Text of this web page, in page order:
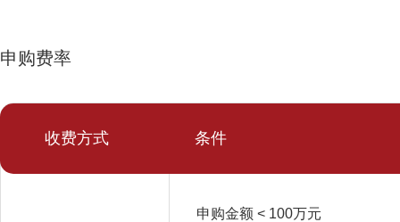
申购费率
收费方式 条件
申购金额 < 100万元